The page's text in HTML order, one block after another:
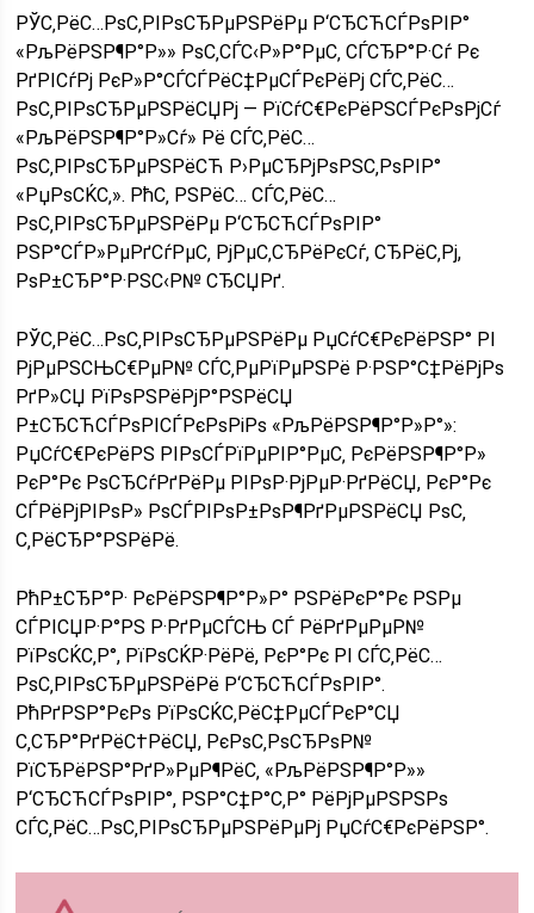
РЎС‚РёС…РѕС‚РІРѕСЂРµРЅРёРµ Р‘СЂСЋСЃРѕРІР°
«РљРёРЅР¶Р°Р»» РѕС‚СЃС‹Р»Р°РµС‚ СЃСЂР°Р·Сѓ Рє
РґРІСѓРј РєР»Р°СЃСЃРёС‡РµСЃРєРёРј СЃС‚РёС…
РѕС‚РІРѕСЂРµРЅРёСЏРј — РїСѓС€РєРёРЅСЃРєРѕРјСѓ
«РљРёРЅР¶Р°Р»Сѓ» Рё СЃС‚РёС…
РѕС‚РІРѕСЂРµРЅРёСЋ Р›РµСЂРјРѕРЅС‚РѕРІР°
«РџРѕСЌС‚». РћС‚ РЅРёС… СЃС‚РёС…
РѕС‚РІРѕСЂРµРЅРёРµ Р‘СЂСЋСЃРѕРІР°
РЅР°СЃР»РµРґСѓРµС‚ РјРµС‚СЂРёРєСѓ, СЂРёС‚Рј,
РѕР±СЂР°Р·РЅС‹Р№ СЂСЏРґ.
РЎС‚РёС…РѕС‚РІРѕСЂРµРЅРёРµ РџСѓС€РєРёРЅР° РІ
РјРµРЅСЊС€РµР№ СЃС‚РµРїРµРЅРё Р·РЅР°С‡РёРјРѕ
РґР»СЏ РїРѕРЅРёРјР°РЅРёСЏ
Р±СЂСЋСЃРѕРІСЃРєРѕРіРѕ «РљРёРЅР¶Р°Р»Р°»:
РџСѓС€РєРёРЅ РІРѕСЃРїРµРІР°РµС‚ РєРёРЅР¶Р°Р»
РєР°Рє РѕСЂСѓРґРёРµ РІРѕР·РјРµР·РґРёСЏ, РєР°Рє
СЃРёРјРІРѕР» РѕСЃРІРѕР±РѕР¶РґРµРЅРёСЏ РѕС‚
С‚РёСЂР°РЅРёРё.
РћР±СЂР°Р· РєРёРЅР¶Р°Р»Р° РЅРёРєР°Рє РЅРµ
СЃРІСЏР·Р°РЅ Р·РґРµСЃСЊ СЃ РёРґРµРµР№
РїРѕСЌС‚Р°, РїРѕСЌР·РёРё, РєР°Рє РІ СЃС‚РёС…
РѕС‚РІРѕСЂРµРЅРёРё Р‘СЂСЋСЃРѕРІР°.
РћРґРЅР°РєРѕ РїРѕСЌС‚РёС‡РµСЃРєР°СЏ
С‚СЂР°РґРёС†РёСЏ, РєРѕС‚РѕСЂРѕР№
РїСЂРёРЅР°РґР»РµР¶РёС‚ «РљРёРЅР¶Р°Р»»
Р‘СЂСЋСЃРѕРІР°, РЅР°С‡Р°С‚Р° РёРјРµРЅРЅРѕ
СЃС‚РёС…РѕС‚РІРѕСЂРµРЅРёРµРј РџСѓС€РєРёРЅР°.